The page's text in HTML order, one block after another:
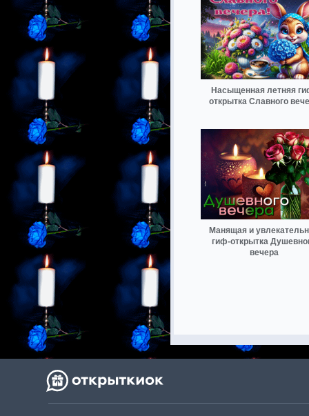
Насыщенная летняя
открытка Славного
Манящая и
гиф-открытка
вечера